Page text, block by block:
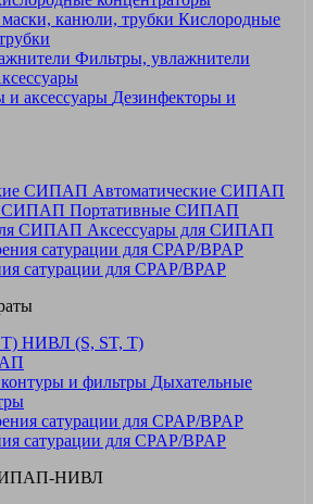
Кислородные
Фильтры, увлажнители
Дезинфекторы и
Автоматические СИПАП
Портативные СИПАП
Аксессуары для СИПАП
сатурации для CPAP/BPAP
НИВЛ (S, ST, T)
Дыхательные
сатурации для CPAP/BPAP
НИВЛ